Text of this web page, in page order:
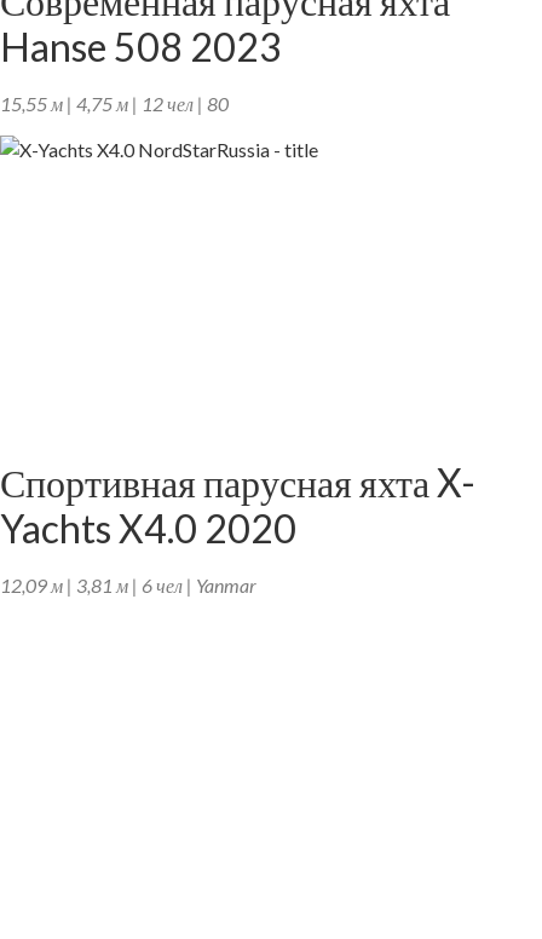
Hanse 508 2023
15,55 м | 4,75 м | 12 чел | 80
Спортивная парусная яхта X-
Yachts X4.0 2020
12,09 м | 3,81 м | 6 чел | Yanmar